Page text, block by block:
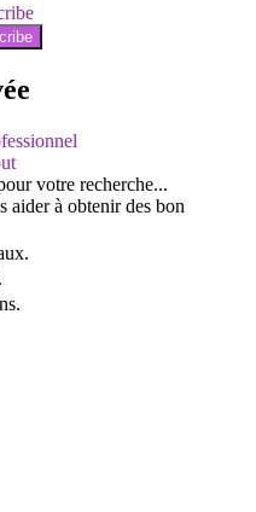
votre recherche...
aider à obtenir des bon